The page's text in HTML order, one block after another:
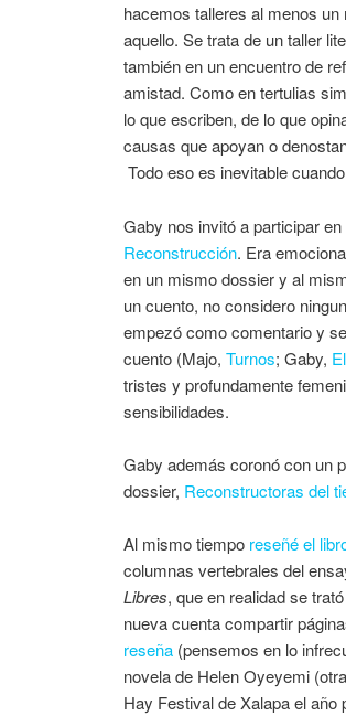
hacemos talleres al menos
aquello. Se trata de un taller
también en un encuentro de
amistad. Como en tertulias
lo que escriben, de lo que
causas que apoyan o
Todo eso es inevitable
Gaby nos invitó a participar
Reconstrucción. Era
en un mismo dossier y al
un cuento, no considero
empezó como comentario y
cuento (Majo, Turnos; Gaby,
tristes y profundamente
sensibilidades.
Gaby además coronó con un
dossier, Reconstructoras del
Al mismo tiempo reseñé el
columnas vertebrales del
Libres, que en realidad se
nueva cuenta compartir
reseña(pensemos en lo
novela de Helen Oyeyemi
Hay Festival de Xalapa el